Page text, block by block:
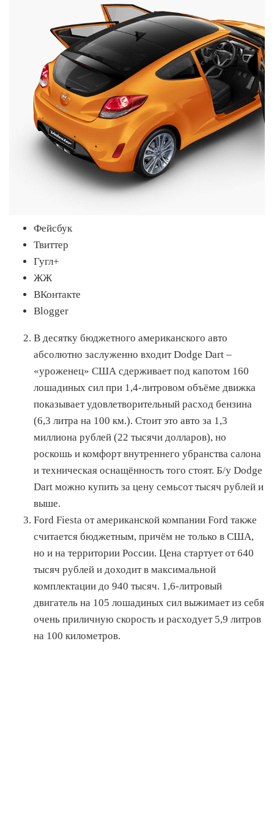
Фейсбук
Твиттер
Гугл+
ЖЖ
ВКонтакте
Blogger
В десятку бюджетного американского авто
абсолютно заслуженно входит Dodge Dart –
«уроженец» США сдерживает под капотом 160
лошадиных сил при 1,4-литровом объёме движка
показывает удовлетворительный расход бензина
(6,3 литра на 100 км.). Стоит это авто за 1,3
миллиона рублей (22 тысячи долларов), но
роскошь и комфорт внутреннего убранства салона
и техническая оснащённость того стоят. Б/у Dodge
Dart можно купить за цену семьсот тысяч рублей и
выше.
Ford Fiesta от американской компании Ford также
считается бюджетным, причём не только в США,
но и на территории России. Цена стартует от 640
тысяч рублей и доходит в максимальной
комплектации до 940 тысяч. 1,6-литровый
двигатель на 105 лошадиных сил выжимает из себя
очень приличную скорость и расходует 5,9 литров
на 100 километров.